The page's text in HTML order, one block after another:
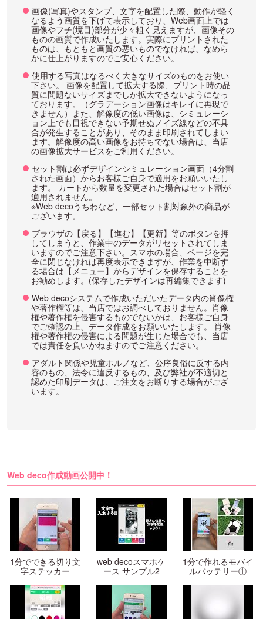
画像(写真)やスタンプ、文字を配置した際、動作が軽く
なるよう画質を下げて表示しており、Web画面上では
画像やフチ(境目)部分が少々粗く見えますが、画像その
ものの画質で作成いたします。実際にプリントされた
ものは、もともと画質の悪いものでなければ、なめら
かに仕上がりますのでご安心ください。
使用する写真はなるべく大きなサイズのものをお使い
下さい。 画像を配置して拡大する際、プリント時の品
質に問題ないサイズまでしか拡大できないようになっ
ております。（グラデーション画像はキレイに再現で
きません）また、解像度の低い画像は、シミュレーシ
ョン上でも目視できない予期せぬノイズ線などの不具
合が発生することがあり、そのまま印刷されてしまい
ます。解像度の高い画像をお持ちでない場合は、当店
の画像拡大サービスをご利用ください。
セット割は必ずデザインシミュレーション画面（4分割
された画面）からお客様ご自身で適用をお願いいたし
ます。 カートから数量を変更された場合はセット割が
適用されません。
※Web decoうちわなど、一部セット割対象外の商品が
ございます。
ブラウザの【戻る】【進む】【更新】等のボタンを押
してしまうと、作業中のデータがリセットされてしま
いますのでご注意下さい。スマホの場合、ページを完
全に閉じなければ再度表示できますが、作業を中断す
る場合は【メニュー】からデザインを保存することを
お勧めします。(保存したデザインは再編集できます)
Web decoシステムで作成いただいたデータ内の肖像権
や著作権等は、当店ではお調べしておりません。肖像
権や著作権を侵害するものでないかは、お客様ご自身
でご確認の上、データ作成をお願いいたします。 肖像
権や著作権の侵害による問題が生じた場合でも、当店
では責任を負いかねますのでご注意ください。
アダルト関係や児童ポルノなど、公序良俗に反する内
容のもの、法令に違反するもの、及び弊社が不適切と
認めた印刷データは、ご注文をお断りする場合がござ
います。
Web deco作成動画公開中！
1分でできる切り文
字ステッカー
web decoスマホケ
ース サンプル2
1分で作れるモバイ
ルバッテリー①